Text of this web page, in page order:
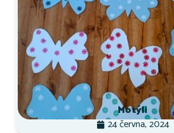
Motýli
24 června, 2024